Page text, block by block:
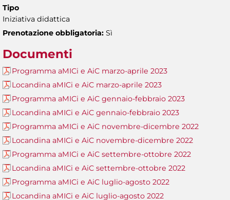
Tipo
Iniziativa didattica
Prenotazione obbligatoria: Sì
Documenti
Programma aMICi e AiC marzo-aprile 2023
Locandina aMICi e AiC marzo-aprile 2023
Programma aMICi e AiC gennaio-febbraio 2023
Locandina aMICi e AiC gennaio-febbraio 2023
Programma aMICi e AiC novembre-dicembre 2022
Locandina aMICi e AiC novembre-dicembre 2022
Programma aMICi e AiC settembre-ottobre 2022
Locandina aMICi e AiC settembre-ottobre 2022
Programma aMICi e AiC luglio-agosto 2022
Locandina aMICi e AiC luglio-agosto 2022